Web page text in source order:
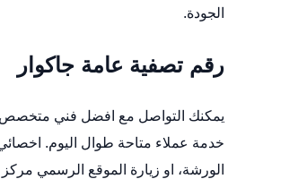
الجودة.
رقم تصفية عامة جاكوار
يمكنك التواصل مع افضل فني
خدمة عملاء متاحة طوال اليوم.
الورشة، او زيارة الموقع الرسمي مركز